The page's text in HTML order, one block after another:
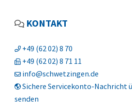
KONTAKT
+49 (6202) 8 70
+49 (6202) 8 71 11
info@schwetzingen.de
Sichere Servicekonto-Nachricht
senden